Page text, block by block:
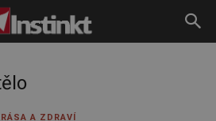
A ZDRAVÍ